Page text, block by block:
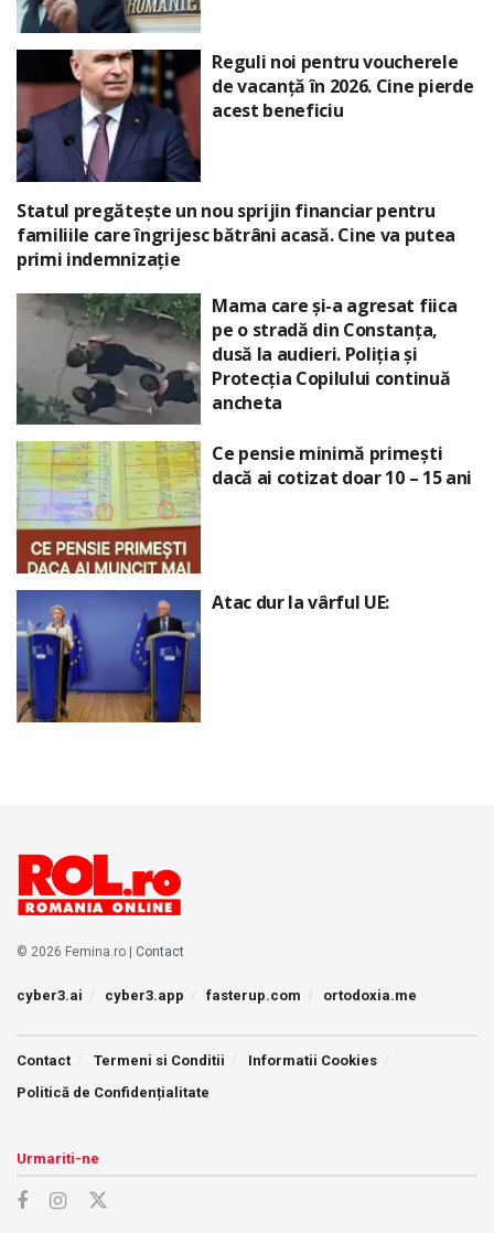
Reguli noi pentru voucherele
de vacanță în 2026. Cine pierde
acest beneficiu
Statul pregătește un nou sprijin financiar pentru
familiile care îngrijesc bătrâni acasă. Cine va putea
primi indemnizație
Mama care și-a agresat fiica
pe o stradă din Constanța,
dusă la audieri. Poliția și
Protecția Copilului continuă
ancheta
Ce pensie minimă primești
dacă ai cotizat doar 10 – 15 ani
Atac dur la vârful UE:
© 2026 Femina.ro | Contact
cyber3.ai cyber3.app fasterup.com ortodoxia.me
Contact Termeni si Conditii
Informatii Cookies
Politică de Confidențialitate
Urmariti-ne